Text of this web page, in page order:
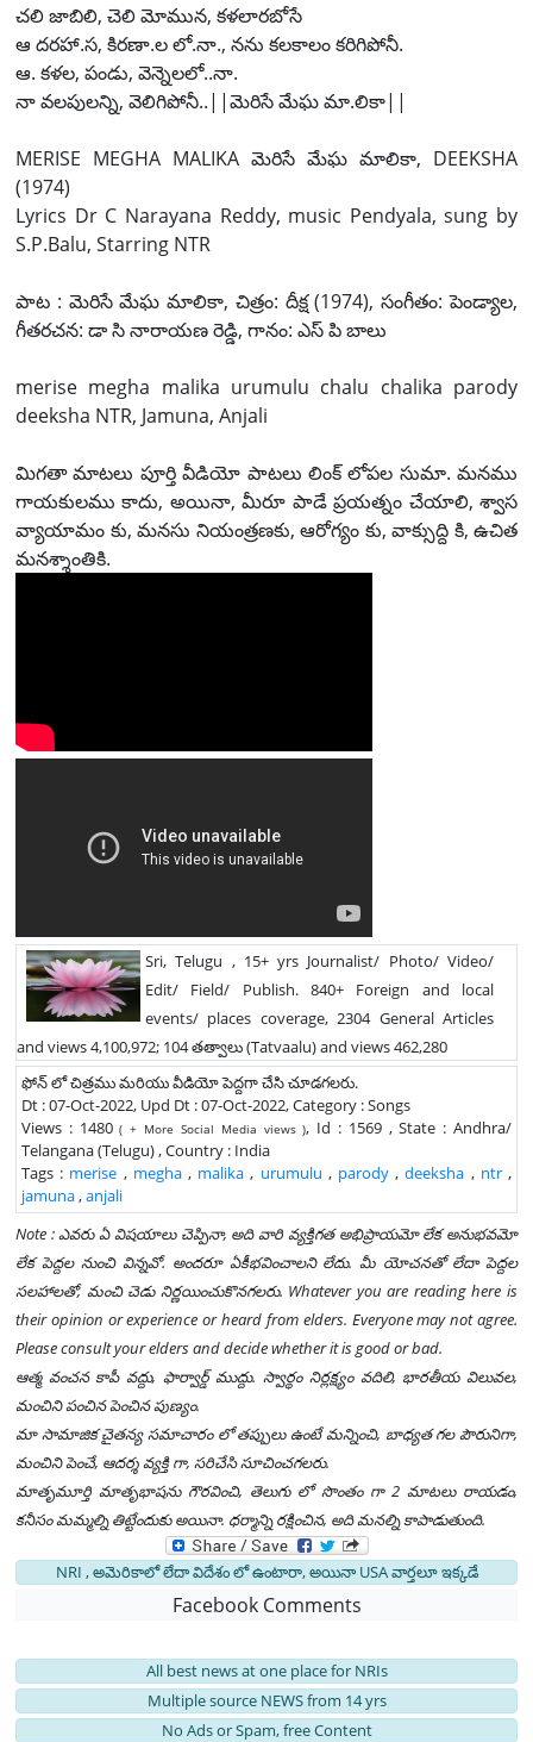
చలి జాబిలి, చెలి మోమున, కళలారబోసే
ఆ దరహా.స, కిరణా.ల లో.నా., నను కలకాలం కరిగిపోనీ.
ఆ. కళల, పండు, వెన్నెలలో..నా.
నా వలపులన్ని, వెలిగిపోనీ..||మెరిసే మేఘ మా.లికా||
MERISE MEGHA MALIKA మెరిసే మేఘ మాలికా, DEEKSHA
(1974)
Lyrics Dr C Narayana Reddy, music Pendyala, sung by
S.P.Balu, Starring NTR
పాట : మెరిసే మేఘ మాలికా, చిత్రం: దీక్ష (1974), సంగీతం: పెండ్యాల,
గీతరచన: డా సి నారాయణ రెడ్డి, గానం: ఎస్ పి బాలు
merise megha malika urumulu chalu chalika parody
deeksha NTR, Jamuna, Anjali
మిగతా మాటలు పూర్తి వీడియో పాటలు లింక్ లోపల సుమా. మనము
గాయకులము కాదు, అయినా, మీరూ పాడే ప్రయత్నం చేయాలి, శ్వాస
వ్యాయామం కు, మనసు నియంత్రణకు, ఆరోగ్యం కు, వాక్సుద్ది కి, ఉచిత
మనశ్శాంతికి.
Sri, Telugu , 15+ yrs Journalist/ Photo/ Video/
Edit/ Field/ Publish. 840+ Foreign and local
events/ places coverage, 2304 General Articles
and views 4,100,972; 104 తత్వాలు (Tatvaalu) and views 462,280
ఫోన్ లో చిత్రము మరియు వీడియో పెద్దగా చేసి చూడగలరు.
Dt : 07-Oct-2022, Upd Dt : 07-Oct-2022, Category : Songs
Views : 1480( + More Social Media views ), Id : 1569 , State : Andhra/
Telangana (Telugu) , Country : India
Tags : merise , megha, malika , urumulu , parody ,deeksha , ntr,
jamuna,anjali
Note : ఎవరు ఏ విషయాలు చెప్పినా, అది వారి వ్యక్తిగత అభిప్రాయమో లేక అనుభవమో
లేక పెద్దల నుంచి విన్నవో. అందరూ ఏకీభవించాలని లేదు. మీ యోచనతో లేదా పెద్దల
సలహాలతో, మంచి చెడు నిర్ణయించుకొనగలరు. Whatever you are reading here is
their opinion or experience or heard from elders. Everyone may not agree.
Please consult your elders and decide whether it is good or bad.
ఆత్మ వంచన కాపీ వద్దు, ఫార్వార్డ్ ముద్దు. స్వార్థం నిర్లక్ష్యం వదిలి, భారతీయ విలువల,
మంచిని పంచిన పెంచిన పుణ్యం.
మా సామాజిక చైతన్య సమాచారం లో తప్పులు ఉంటే మన్నించి, బాధ్యత గల పౌరునిగా,
మంచిని పెంచే, ఆదర్శ వ్యక్తి గా, సరిచేసి సూచించగలరు.
మాతృమూర్తి మాతృభాషను గౌరవించి, తెలుగు లో సొంతం గా 2 మాటలు రాయడం,
కనీసం మమ్మల్ని తిట్టేందుకు అయినా. ధర్మాన్ని రక్షించిన, అది మనల్ని కాపాడుతుంది.
NRI , అమెరికాలో లేదా విదేశం లో ఉంటారా, అయినా USA వార్తలూ ఇక్కడే
Facebook Comments
All best news at one place for NRIs
Multiple source NEWS from 14 yrs
No Ads or Spam, free Content